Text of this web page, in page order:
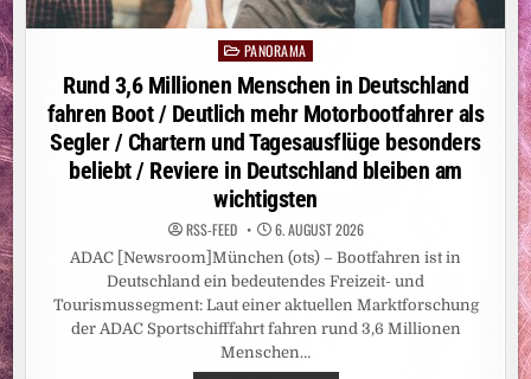
PostedPANORAMA
Rund 3,6 Millionen Menschen in Deutschland
fahren Boot / Deutlich mehr Motorbootfahrer als
Segler / Chartern und Tagesausflüge besonders
beliebt / Reviere in Deutschland bleiben am
wichtigsten
RSS-FEED 6. AUGUST 2026
ADAC [Newsroom]München (ots) – Bootfahren ist in
Deutschland ein bedeutendes Freizeit- und
Tourismussegment: Laut einer aktuellen Marktforschung
der ADAC Sportschifffahrt fahren rund 3,6 Millionen
Menschen…